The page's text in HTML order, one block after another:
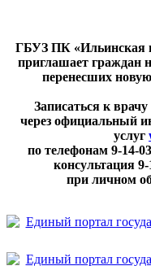
ГБУЗ ПК «Ильинская
приглашает граждан
перенесших
Записаться к
через официальный
услуг
по телефонам 9-14-
консультация 9-
при личном